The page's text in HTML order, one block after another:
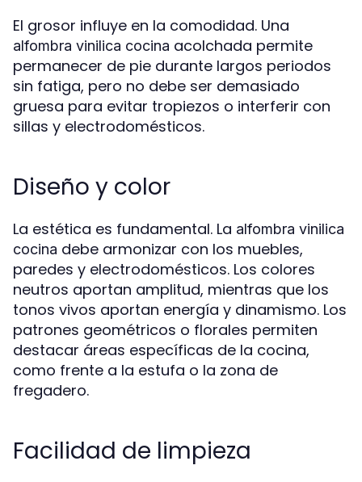
El grosor influye en la comodidad. Una
alfombra vinilica cocina acolchada permite
permanecer de pie durante largos periodos
sin fatiga, pero no debe ser demasiado
gruesa para evitar tropiezos o interferir con
sillas y electrodomésticos.
Diseño y color
La estética es fundamental. La alfombra vinilica
cocina debe armonizar con los muebles,
paredes y electrodomésticos. Los colores
neutros aportan amplitud, mientras que los
tonos vivos aportan energía y dinamismo. Los
patrones geométricos o florales permiten
destacar áreas específicas de la cocina,
como frente a la estufa o la zona de
fregadero.
Facilidad de limpieza